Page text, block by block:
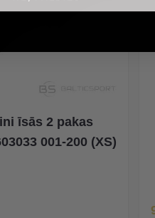
īsās 2 pakas
001-200 (XS)